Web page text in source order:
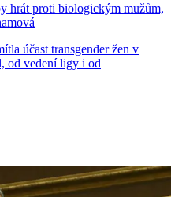
hrát proti biologickým mužům,
účast transgender žen v
od vedení ligy i od